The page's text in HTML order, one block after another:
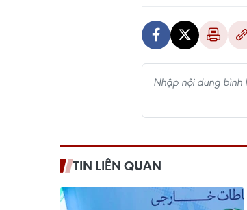
TIN LIÊN QUAN